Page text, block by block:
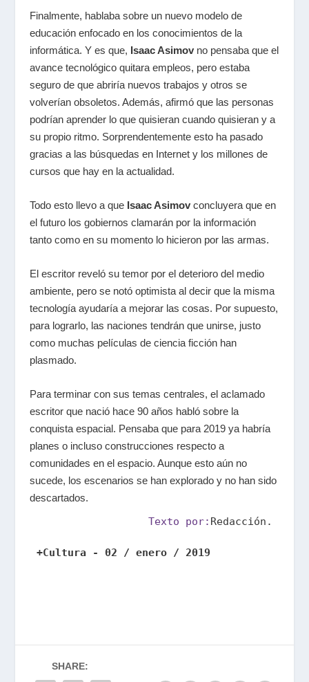
Finalmente, hablaba sobre un nuevo modelo de
educación enfocado en los conocimientos de la
informática. Y es que, Isaac Asimovno pensaba que el
avance tecnológico quitara empleos, pero estaba
seguro de que abriría nuevos trabajos y otros se
volverían obsoletos. Además, afirmó que las personas
podrían aprender lo que quisieran cuando quisieran y a
su propio ritmo. Sorprendentemente esto ha pasado
gracias a las búsquedas en Internet y los millones de
cursos que hay en la actualidad.
Todo esto llevo a que Isaac Asimovconcluyera que en
el futuro los gobiernos clamarán por la información
tanto como en su momento lo hicieron por las armas.
El escritor reveló su temor por el deterioro del medio
ambiente, pero se notó optimista al decir que la misma
tecnología ayudaría a mejorar las cosas. Por supuesto,
para lograrlo, las naciones tendrán que unirse, justo
como muchas películas de ciencia ficción han
plasmado.
Para terminar con sus temas centrales, el aclamado
escritor que nació hace 90 años habló sobre la
conquista espacial. Pensaba que para 2019 ya habría
planes o incluso construcciones respecto a
comunidades en el espacio. Aunque esto aún no
sucede, los escenarios se han explorado y no han sido
descartados.
Texto por: Redacción.
+Cultura - 02 / enero / 2019
SHARE: